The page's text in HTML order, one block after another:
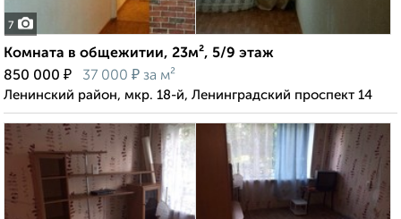
7
Комната в общежитии, 23м², 5/9 этаж
850 000 ₽ 37 000 ₽ за м²
Ленинский район, мкр. 18-й, Ленинградский проспект 14